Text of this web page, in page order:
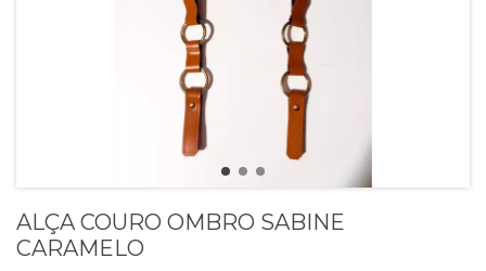
ALÇA COURO OMBRO SABINE
CARAMELO